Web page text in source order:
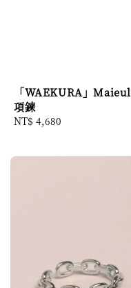
「WAEKURA」Maieul
項鍊
Regular
NT$ 4,680